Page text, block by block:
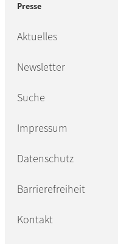
Presse
Aktuelles
Newsletter
Suche
Impressum
Datenschutz
Barrierefreiheit
Kontakt